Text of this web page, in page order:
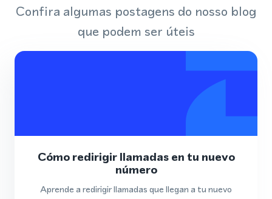
Confira algumas postagens do nosso blog
que podem ser úteis
Cómo redirigir llamadas en tu nuevo
número
Aprende a redirigir llamadas que llegan a tu nuevo